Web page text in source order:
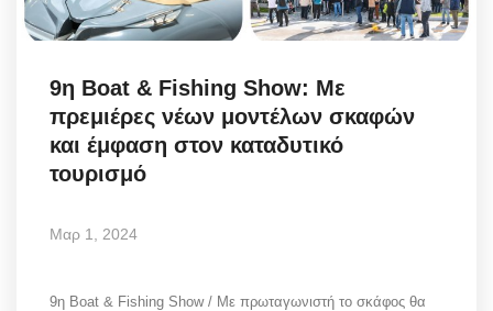
9η Boat & Fishing Show: Με
πρεμιέρες νέων μοντέλων σκαφών
και έμφαση στον καταδυτικό
τουρισμό
Μαρ 1, 2024
9η Boat & Fishing Show / Με πρωταγωνιστή το σκάφος θα